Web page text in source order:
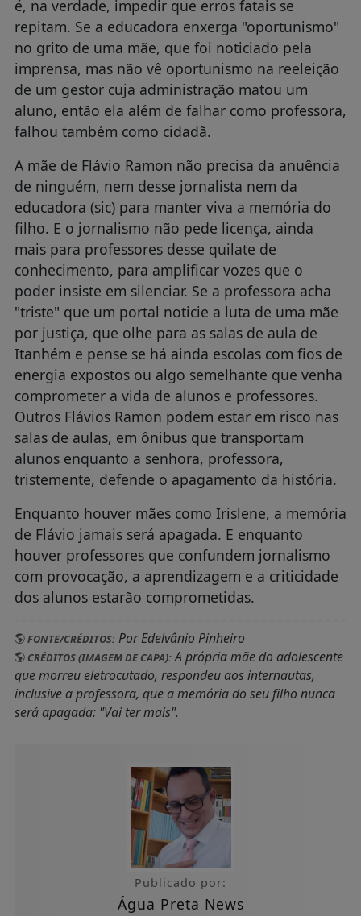
é, na verdade, impedir que erros fatais se
repitam. Se a educadora enxerga "oportunismo"
no grito de uma mãe, que foi noticiado pela
imprensa, mas não vê oportunismo na reeleição
de um gestor cuja administração matou um
aluno, então ela além de falhar como professora,
falhou também como cidadã.
A mãe de Flávio Ramon não precisa da anuência
de ninguém, nem desse jornalista nem da
educadora (sic) para manter viva a memória do
filho. E o jornalismo não pede licença, ainda
mais para professores desse quilate de
conhecimento, para amplificar vozes que o
poder insiste em silenciar. Se a professora acha
"triste" que um portal noticie a luta de uma mãe
por justiça, que olhe para as salas de aula de
Itanhém e pense se há ainda escolas com fios de
energia expostos ou algo semelhante que venha
comprometer a vida de alunos e professores.
Outros Flávios Ramon podem estar em risco nas
salas de aulas, em ônibus que transportam
alunos enquanto a senhora, professora,
tristemente, defende o apagamento da história.
Enquanto houver mães como Irislene, a memória
de Flávio jamais será apagada. E enquanto
houver professores que confundem jornalismo
com provocação, a aprendizagem e a criticidade
dos alunos estarão comprometidas.
FONTE/CRÉDITOS:Por Edelvânio Pinheiro
CRÉDITOS (IMAGEM DE CAPA):A própria mãe do adolescente
que morreu eletrocutado, respondeu aos internautas,
inclusive a professora, que a memória do seu filho nunca
será apagada: "Vai ter mais".
Publicado por:
Água Preta News